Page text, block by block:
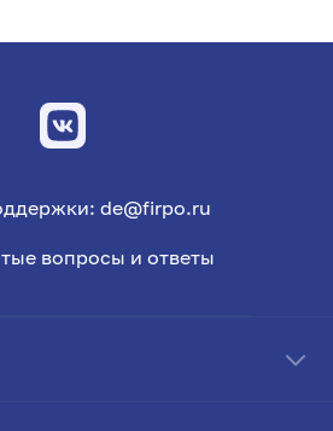
de@firpo.ru
вопросы и ответы